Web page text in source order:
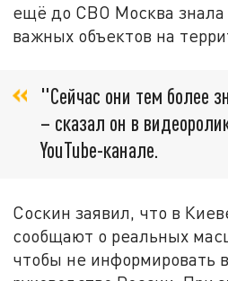
ещё до СВО Москва
важных объектов на
"Сейчас они тем более
– сказал он в
YouTube-канале.
Соскин заявил, что в
сообщают о реальных
чтобы не информировать